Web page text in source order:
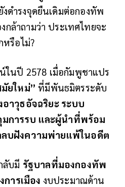
ดำรงจุดยืนเดิมต่อกองทัพ
งกล้าถามว่า ประเทศไทยจะ
หรือไม่?
ในปี 2578 เมื่อกัมพูชาแปร
ยใหม่” ที่มีพันธมิตรระดับ
อาวุธอัจฉริยะ ระบบ
การรบ และผู้นำที่พร้อม
บฝังความพ่ายแพ้ในอดีต
ลับมี รัฐบาลที่มองกองทัพ
การเมือง งบประมาณด้าน